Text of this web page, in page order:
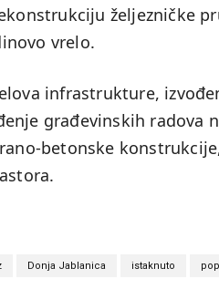
željezničke
vrelo.
infrastrukture,
građevinskih radova
betonske
Donja Jablanica istaknuto